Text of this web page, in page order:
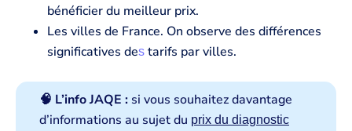
bénéficier du meilleur prix.
Les villes de France. On observe des différences
significatives des tarifs par villes.
🧠 L’info JAQE : si vous souhaitez davantage
d’informations au sujet du prix du diagnostic